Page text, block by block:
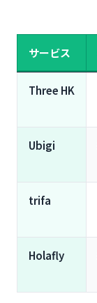
サービス
Three HK
Ubigi
trifa
Holafly